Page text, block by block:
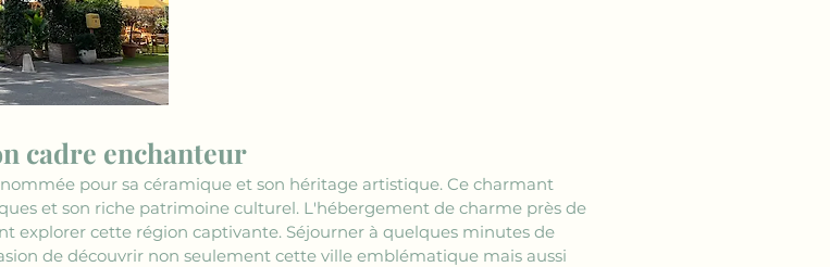
cadre enchanteur
pour sa céramique et son héritage artistique. Ce charmant
et son riche patrimoine culturel. L'hébergement de charme près de
explorer cette région captivante. Séjourner à quelques minutes de
de découvrir non seulement cette ville emblématique mais aussi